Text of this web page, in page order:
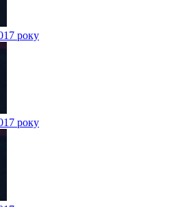
року
року